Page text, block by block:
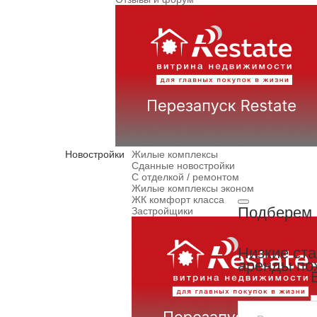
Новостройки
Жилые комплексы
Сданные новостройки
С отделкой / ремонтом
Жилые комплексы эконом
ЖК комфорт класса
Застройщики
Подберем
Низкие
аренды